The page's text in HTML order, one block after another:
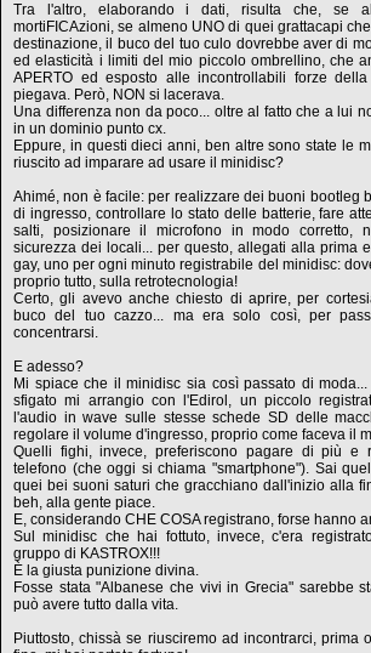
Tra l'altro, elaborando i dati, risulta che, se
mortiFICAzioni, se almeno UNO di quei grattacapi
destinazione, il buco del tuo culo dovrebbe aver di
ed elasticità i limiti del mio piccolo ombrellino, che
APERTO ed esposto alle incontrollabili forze
piegava. Però, NON si lacerava.
Una differenza non da poco... oltre al fatto che a lui
in un dominio punto cx.
Eppure, in questi dieci anni, ben altre sono state le
riuscito ad imparare ad usare il minidisc?
Ahimé, non è facile: per realizzare dei buoni bootleg
di ingresso, controllare lo stato delle batterie, fare
salti, posizionare il microfono in modo corretto,
sicurezza dei locali... per questo, allegati alla prima
gay, uno per ogni minuto registrabile del minidisc:
proprio tutto, sulla retrotecnologia!
Certo, gli avevo anche chiesto di aprire, per
buco del tuo cazzo... ma era solo così, per
concentrarsi.
E adesso?
Mi spiace che il minidisc sia così passato di
sfigato mi arrangio con l'Edirol, un piccolo
l'audio in wave sulle stesse schede SD delle
regolare il volume d'ingresso, proprio come faceva il
Quelli fighi, invece, preferiscono pagare di più e
telefono (che oggi si chiama "smartphone"). Sai
quei bei suoni saturi che gracchiano dall'inizio alla
beh, alla gente piace.
E, considerando CHE COSA registrano, forse hanno
Sul minidisc che hai fottuto, invece, c'era
gruppo di KASTROX!!!
È la giusta punizione divina.
Fosse stata "Albanese che vivi in Grecia" sarebbe
può avere tutto dalla vita.
Piuttosto, chissà se riusciremo ad incontrarci, prima